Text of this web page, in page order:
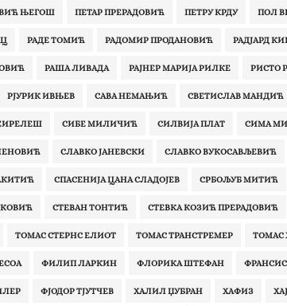
ЊЕГОШ ПЕТАР ПРЕРАДОВИЋ ПЕТРУ КРДУ ПОЛ
РАДЕ ТОМИЋ РАДОМИР ПРОДАНОВИЋ РАДЈАРД
РАША ЛИВАДА РАЈНЕР МАРИЈА РИЛКЕ‎ РИСТО
РЈУРИК ИВЊЕВ САВА НЕМАЊИЋ СВЕТИСЛАВ МАНДИЋ
СИБЕ МИЛИЧИЋ СИЛВИЈА ПЛАТ СИМА
СЛАВКО ЈАНЕВСКИ СЛАВКО ВУКОСАВЉЕВИЋ
СПАСЕНИЈА ЦАНА СЛАДОЈЕВ СРБОЉУБ МИТИЋ
СТЕВАН ТОНТИЋ СТЕВКА КОЗИЋ ПРЕРАДОВИЋ
ТОМАС СТЕРНС ЕЛИОТ ТОМАС ТРАНСТРЕМЕР ТОМАС
ФИЛИП ЛАРКИН ФЛОРИКА ШТЕФАН
ФЈОДОР ТЈУТЧЕВ ХАЛИЛ ЏУБРАН ХАФИЗ